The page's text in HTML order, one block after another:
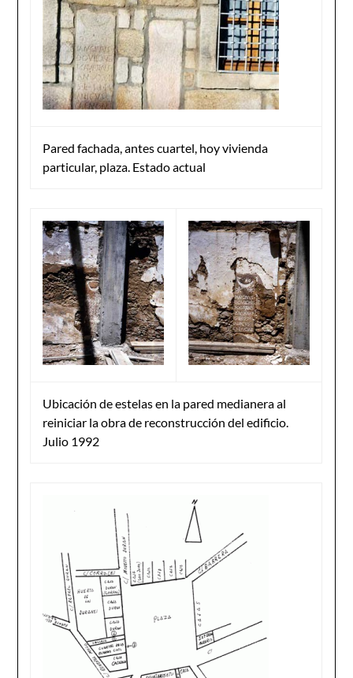
Pared fachada, antes cuartel, hoy vivienda
particular, plaza. Estado actual
Ubicación de estelas en la pared medianera al
reiniciar la obra de reconstrucción del edificio.
Julio 1992